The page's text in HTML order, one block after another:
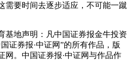
需要时间去逐步适应，不可能一蹴
基地声明：凡中国证券报金牛投资
证券报·中证网”的所有作品，版
网。中国证券报·中证网与作品作